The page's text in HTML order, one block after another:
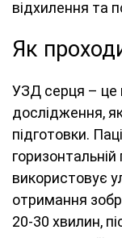
відхилення та
Як
УЗД серця – це
дослідження,
підготовки.
горизонтальній
використовує
отримання
20-30 хвилин,